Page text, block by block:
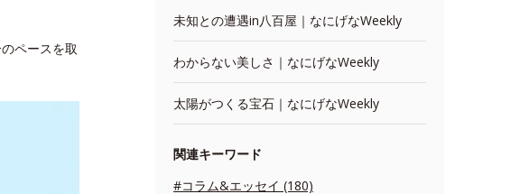
ペースを取
未知との遭遇in八百屋｜なにげなWeekly
わからない美しさ｜なにげなWeekly
太陽がつくる宝石｜なにげなWeekly
関連キーワード
#コラム&エッセイ (180)